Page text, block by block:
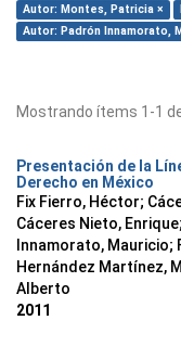
Autor: Montes, Patricia ×
Autor: Padrón Innamorato,
Mostrando ítems 1-1
Presentación de la
Derecho en México
Fix Fierro, Héctor;
Cáceres Nieto, Enrique;
Innamorato, Mauricio;
Hernández Martínez,
Alberto
2011